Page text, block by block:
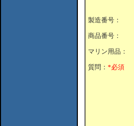
製造番号：
商品番号：
マリン用品：
質問： *必須